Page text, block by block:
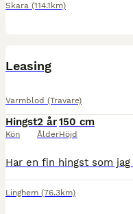
Skara (114.1km)
Leasing
Varmblod (Travare)
Hingst
Kön
2 år
Ålder
150 cm
Höjd
Linghem (76.3km)